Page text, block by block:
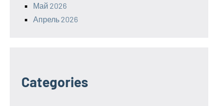
Май 2026
Апрель 2026
Categories